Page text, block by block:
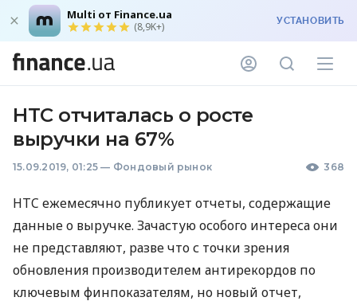
Multi от Finance.ua
(8,9K+) УСТАНОВИТЬ
HTC отчиталась о росте
выручки на 67%
15.09.2019, 01:25 — Фондовый рынок 368
HTC ежемесячно публикует отчеты, содержащие
данные о выручке. Зачастую особого интереса они
не представляют, разве что с точки зрения
обновления производителем антирекордов по
ключевым финпоказателям, но новый отчет,